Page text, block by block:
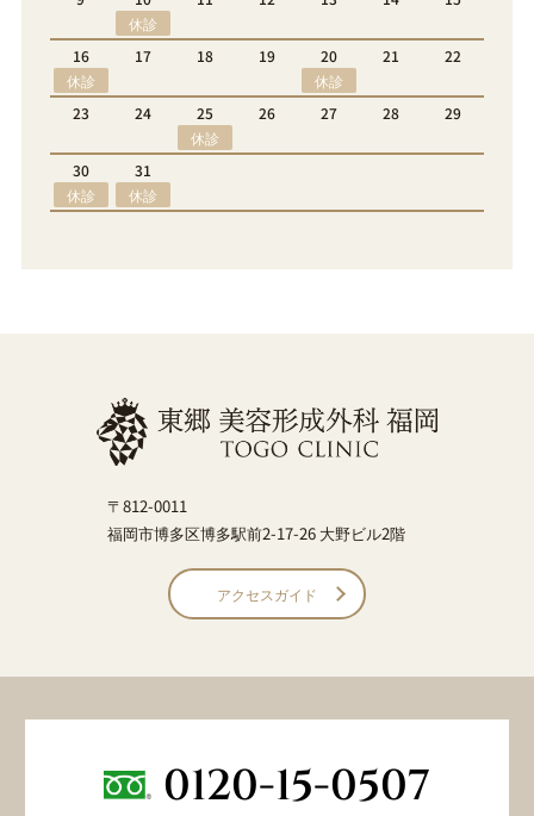
休診
休診
〒812-0011
福岡市博多区博多駅前2-17-26 大野ビル2階
アクセスガイド
0120-15-0507